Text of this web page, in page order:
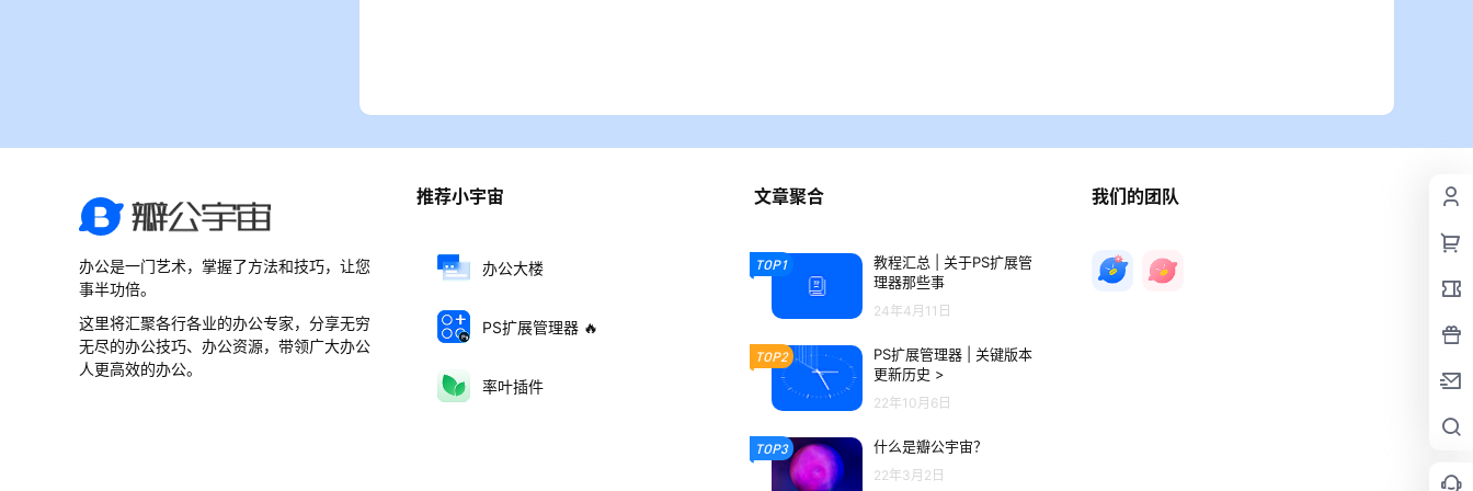
办公是一门艺术，掌握了方法和技巧，让您
事半功倍。
这里将汇聚各行各业的办公专家，分享无穷
无尽的办公技巧、办公资源，带领广大办公
人更高效的办公。
推荐小宇宙
办公大楼
PS扩展管理器 🔥
率叶插件
文章聚合
TOP1
教程汇总 | 关于PS扩展管
理器那些事
24年4月11日
TOP2
PS扩展管理器 | 关键版本
更新历史 >
22年10月6日
TOP3 什么是瓣公宇宙？
22年3月2日
我们的团队